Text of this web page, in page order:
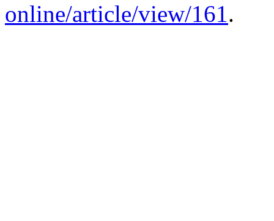
online/article/view/161.